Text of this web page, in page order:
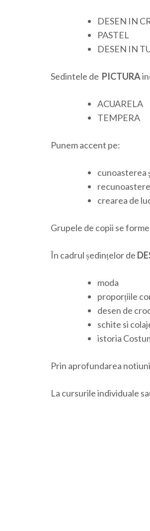
DESEN IN
PASTEL
DESEN IN
Sedintele de PICTURA
ACUARELA
TEMPERA
Punem accent pe:
cunoasterea
crearea de
Grupele de copii se
În cadrul ședințelor de
moda
proporțiile
desen de
schite si
istoria
Prin aprofundarea
La cursurile individuale